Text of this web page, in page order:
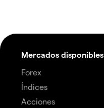
Mercados disponibles
Forex
Índices
Acciones